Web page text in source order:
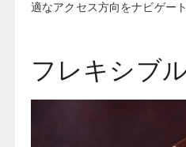
適なアクセス方向をナビゲート
フレキシブ